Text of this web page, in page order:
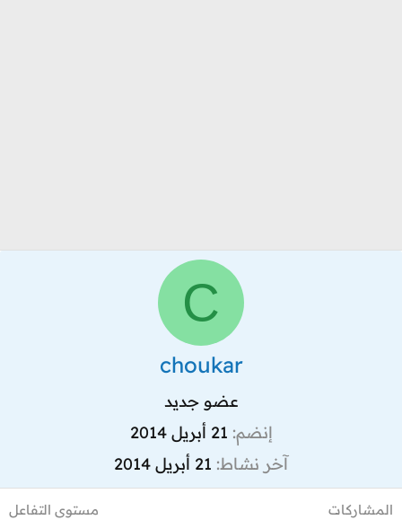
C
choukar
عضو جديد
إنضم 21 أبريل 2014
آخر نشاط 21 أبريل 2014
المشاركات مستوى التفاعل